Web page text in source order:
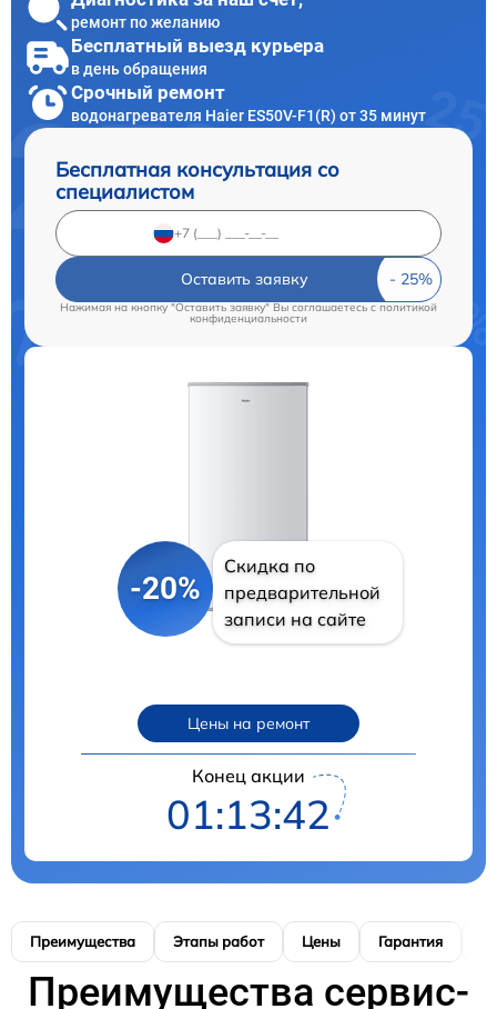
ремонт по желанию
Бесплатный выезд курьера
в день обращения
Срочный ремонт
водонагревателя Haier ES50V-F1(R) от 35 минут
Бесплатная консультация со
специалистом
Оставить заявку
Нажимая на кнопку "Оставить заявку" Вы соглашаетесь cполитикой
конфиденциальности
-20%
Скидка по
предварительной
записи на сайте
Цены на ремонт
Конец акции
01:13:41
Преимущества Этапы работ Цены Гарантия
Преимущества сервис-